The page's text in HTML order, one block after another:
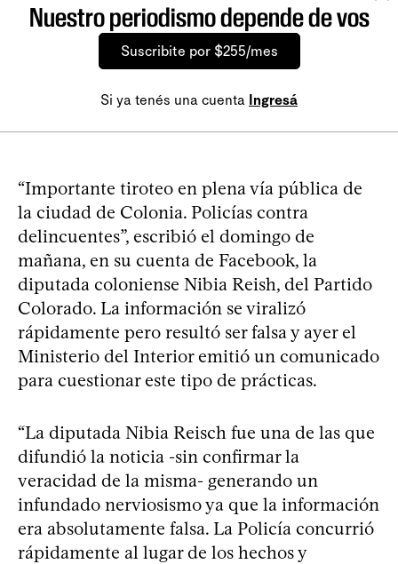
Nuestro periodismo depende de vos
Suscribite por $255/mes
Si ya tenés una cuenta Ingresá
“Importante tiroteo en plena vía pública de
la ciudad de Colonia. Policías contra
delincuentes”, escribió el domingo de
mañana, en su cuenta de Facebook, la
diputada coloniense Nibia Reish, del Partido
Colorado. La información se viralizó
rápidamente pero resultó ser falsa y ayer el
Ministerio del Interior emitió un comunicado
para cuestionar este tipo de prácticas.
“La diputada Nibia Reisch fue una de las que
difundió la noticia -sin confirmar la
veracidad de la misma- generando un
infundado nerviosismo ya que la información
era absolutamente falsa. La Policía concurrió
rápidamente al lugar de los hechos y